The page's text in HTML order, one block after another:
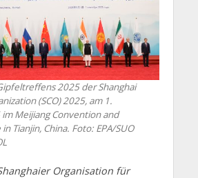
2025 der Shanghai
(SCO) 2025, am 1.
Meijiang Convention and
Tianjin, China. Foto: EPA/SUO
Organisation für